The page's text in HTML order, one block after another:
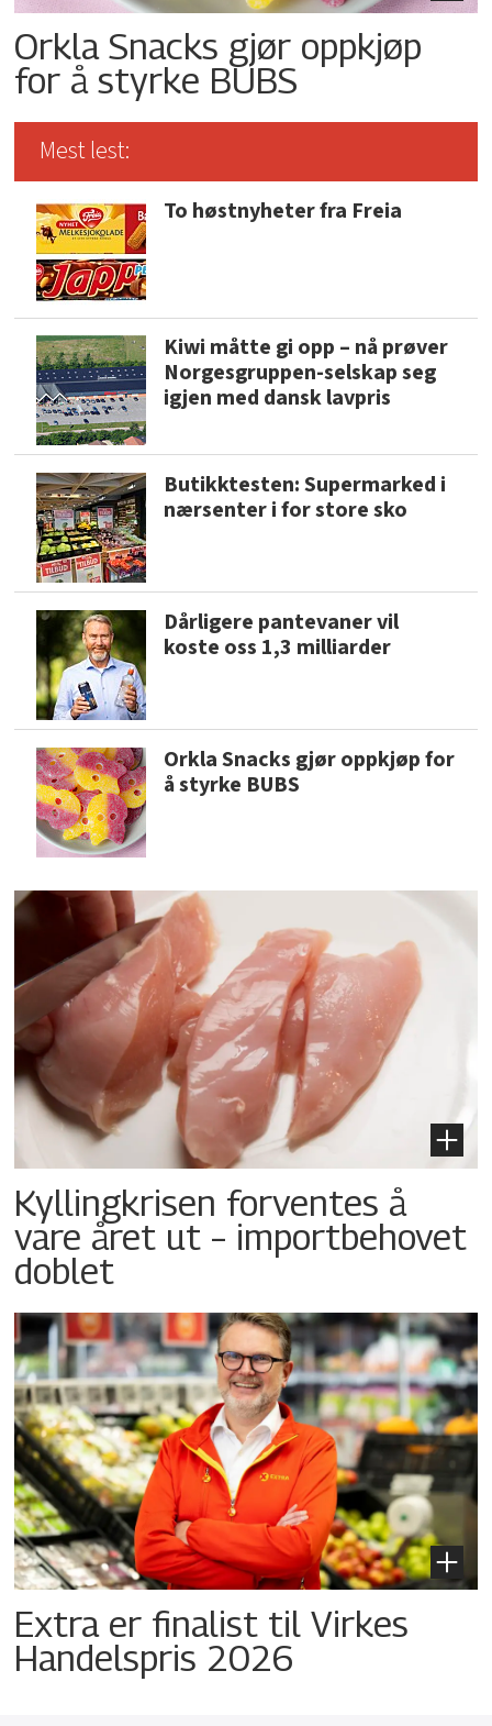
Orkla Snacks gjør oppkjøp
for å styrke BUBS
Mest lest:
To høstnyheter fra Freia
Kiwi måtte gi opp – nå prøver
Norgesgruppen-selskap seg
igjen med dansk lavpris
Butikktesten: Supermarked i
nærsenter i for store sko
Dårligere pantevaner vil
koste oss 1,3 milliarder
Orkla Snacks gjør oppkjøp for
å styrke BUBS
Kyllingkrisen forventes å
vare året ut – importbehovet
doblet
Extra er finalist til Virkes
Handelspris 2026